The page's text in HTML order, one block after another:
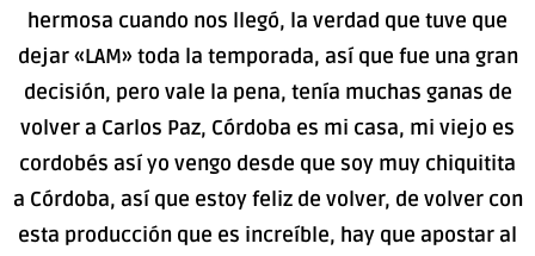
hermosa cuando nos llegó, la verdad que tuve que
dejar «LAM» toda la temporada, así que fue una gran
decisión, pero vale la pena, tenía muchas ganas de
volver a Carlos Paz, Córdoba es mi casa, mi viejo es
cordobés así yo vengo desde que soy muy chiquitita
a Córdoba, así que estoy feliz de volver, de volver con
esta producción que es increíble, hay que apostar al